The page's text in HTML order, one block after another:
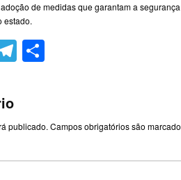
de medidas que garantam a
estado.
Telegram
publicado. Campos obrigatórios são